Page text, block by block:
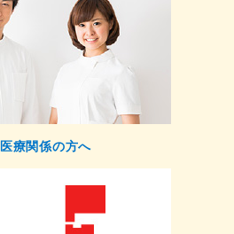
医療関係の方へ